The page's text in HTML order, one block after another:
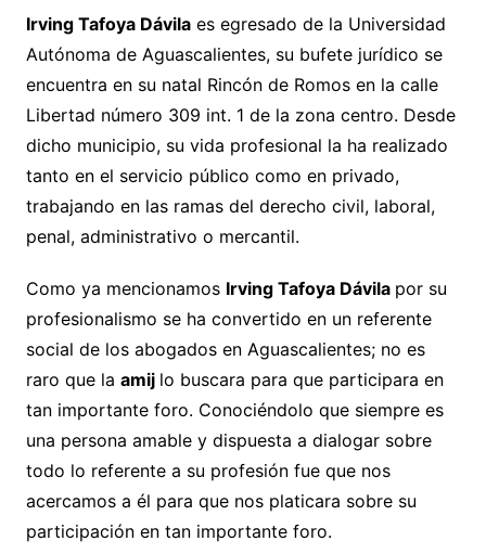
Irving Tafoya Dávilaes egresado de la Universidad
Autónoma de Aguascalientes, su bufete jurídico se
encuentra en su natal Rincón de Romos en la calle
Libertad número 309 int. 1 de la zona centro. Desde
dicho municipio, su vida profesional la ha realizado
tanto en el servicio público como en privado,
trabajando en las ramas del derecho civil, laboral,
penal, administrativo o mercantil.
Como ya mencionamos Irving Tafoya Dávila por su
profesionalismo se ha convertido en un referente
social de los abogados en Aguascalientes; no es
raro que la amij lo buscara para que participara en
tan importante foro. Conociéndolo que siempre es
una persona amable y dispuesta a dialogar sobre
todo lo referente a su profesión fue que nos
acercamos a él para que nos platicara sobre su
participación en tan importante foro.